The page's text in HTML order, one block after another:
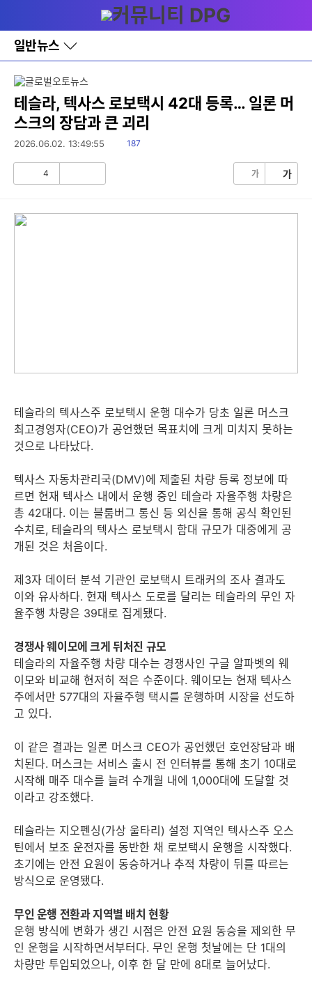
와
홈
일반뉴스
바
로
가
기
레
이
어
창
토
테슬라, 텍사스 로보택시 42대 등록… 일론 머
스크의 장담과 큰 괴리
2026.06.02. 13:49:55
읽
187
4 가 가
테슬라의 텍사스주 로보택시 운행 대수가 당초 일론 머스크
최고경영자(CEO)가 공언했던 목표치에 크게 미치지 못하는
것으로 나타났다.
텍사스 자동차관리국(DMV)에 제출된 차량 등록 정보에 따
르면 현재 텍사스 내에서 운행 중인 테슬라 자율주행 차량은
총 42대다. 이는 블룸버그 통신 등 외신을 통해 공식 확인된
수치로, 테슬라의 텍사스 로보택시 함대 규모가 대중에게 공
개된 것은 처음이다.
제3자 데이터 분석 기관인 로보택시 트래커의 조사 결과도
이와 유사하다. 현재 텍사스 도로를 달리는 테슬라의 무인 자
율주행 차량은 39대로 집계됐다.​
경쟁사 웨이모에 크게 뒤처진 규모
테슬라의 자율주행 차량 대수는 경쟁사인 구글 알파벳의 웨
이모와 비교해 현저히 적은 수준이다. 웨이모는 현재 텍사스
주에서만 577대의 자율주행 택시를 운행하며 시장을 선도하
고 있다.
이 같은 결과는 일론 머스크 CEO가 공언했던 호언장담과 배
치된다. 머스크는 서비스 출시 전 인터뷰를 통해 초기 10대로
시작해 매주 대수를 늘려 수개월 내에 1,000대에 도달할 것
이라고 강조했다.
테슬라는 지오펜싱(가상 울타리) 설정 지역인 텍사스주 오스
틴에서 보조 운전자를 동반한 채 로보택시 운행을 시작했다.
초기에는 안전 요원이 동승하거나 추적 차량이 뒤를 따르는
방식으로 운영됐다.
무인 운행 전환과 지역별 배치 현황
운행 방식에 변화가 생긴 시점은 안전 요원 동승을 제외한 무
인 운행을 시작하면서부터다. 무인 운행 첫날에는 단 1대의
차량만 투입되었으나, 이후 한 달 만에 8대로 늘어났다.